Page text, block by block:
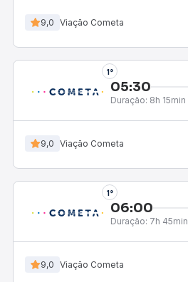
9,0 Viação Cometa
1°
05:30
Duração: 8h 15min
9,0 Viação Cometa
1°
06:00
Duração: 7h 45min
9,0 Viação Cometa